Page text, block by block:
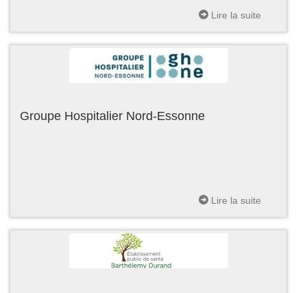
Lire la suite
Groupe Hospitalier Nord-Essonne
Lire la suite